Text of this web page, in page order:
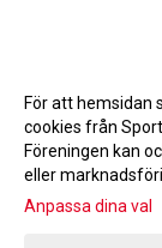
För att hemsidan
cookies från
Föreningen kan
eller
Anpassa dina val